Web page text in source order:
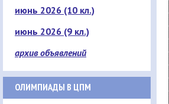
июнь 2026 (10 кл.)
июнь 2026 (9 кл.)
архив объявлений
ОЛИМПИАДЫ В ЦПМ